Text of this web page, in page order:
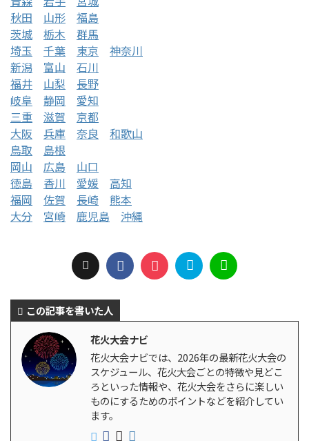
秋田
山形
福島
茨城
栃木
群馬
埼玉
千葉 東京
神奈川
新潟
富山
石川
福井
山梨
長野
岐阜
静岡
愛知
三重
滋賀
京都
大阪
兵庫 奈良
和歌山
鳥取
島根
岡山
広島
山口
徳島
香川 愛媛
高知
福岡
佐賀 長崎
熊本
大分
宮崎 鹿児島 沖縄
この記事を書いた人
花火大会ナビ
花火大会ナビでは、2026年の最新花火大会の
スケジュール、花火大会ごとの特徴や見どこ
ろといった情報や、花火大会をさらに楽しい
ものにするためのポイントなどを紹介してい
ます。